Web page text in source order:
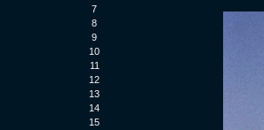
7
8
9
10
11
12
13
14
15